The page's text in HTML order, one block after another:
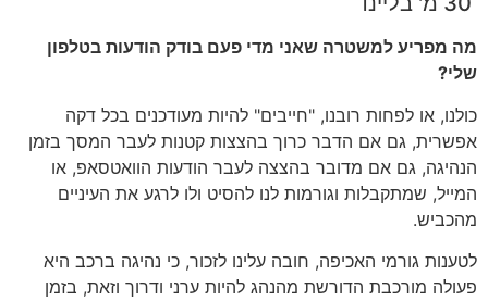
מה מפריע למשטרה שאני מדי פעם בודק הודעות בטלפון
שלי?
כולנו, או לפחות רובנו, "חייבים" להיות מעודכנים בכל דקה
אפשרית, גם אם הדבר כרוך בהצצות קטנות לעבר המסך בזמן
הנהיגה, גם אם מדובר בהצצה לעבר הודעות הוואטסאפ, או
המייל, שמתקבלות וגורמות לנו להסיט ולו לרגע את העיניים
מהכביש.
לטענות גורמי האכיפה, חובה עלינו לזכור, כי נהיגה ברכב היא
פעולה מורכבת הדורשת מהנהג להיות ערני ודרוך וזאת, בזמן